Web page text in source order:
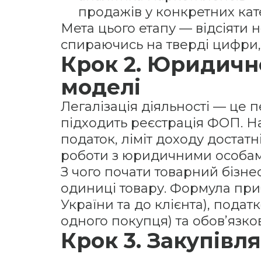
продажів у конкретних
Мета цього етапу —
спираючись на тверді цифри,
Крок 2.
моделі
Легалізація діяльності —
підходить реєстрація ФОП.
податок, ліміт доходу
роботи з юридичними
З чого почати товарний
одиниці товару. Формула
України та до клієнта),
одного покупця) та
Крок 3.